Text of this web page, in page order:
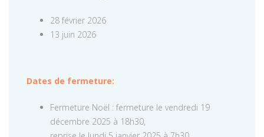
28 février 2026
13 juin 2026
Dates de fermeture:
Fermeture Noël : fermeture le vendredi 19
décembre 2025 à 18h30,